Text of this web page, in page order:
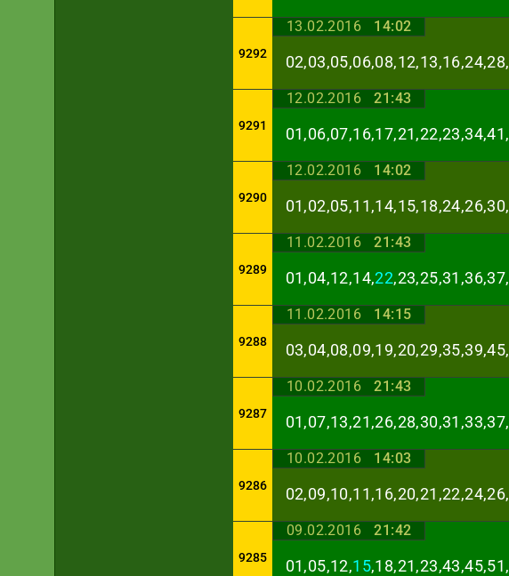
9292
13.02.2016 14:02
02,03,05,06,08,12,13,16,24,28,
9291
12.02.2016 21:43
01,06,07,16,17,21,22,23,34,41,
9290
12.02.2016 14:02
01,02,05,11,14,15,18,24,26,30,
9289
11.02.2016 21:43
01,04,12,14,22,23,25,31,36,37,
9288
11.02.2016 14:15
03,04,08,09,19,20,29,35,39,45,
9287
10.02.2016 21:43
01,07,13,21,26,28,30,31,33,37,
9286
10.02.2016 14:03
02,09,10,11,16,20,21,22,24,26,
9285
09.02.2016 21:42
01,05,12,15,18,21,23,43,45,51,